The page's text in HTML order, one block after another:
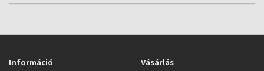
Információ Vásárlás